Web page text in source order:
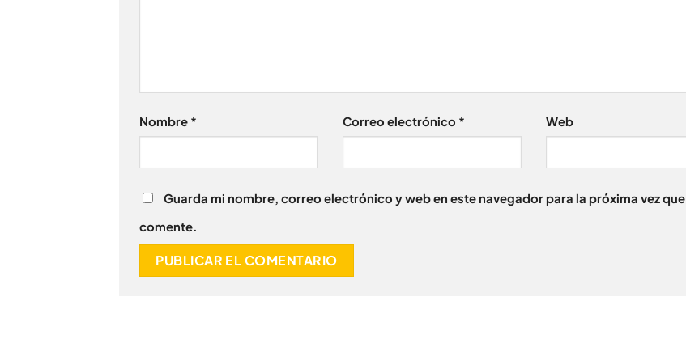
Nombre * Correo electrónico * Web
Guarda mi nombre, correo electrónico y web en este navegador para la próxima vez que
comente.